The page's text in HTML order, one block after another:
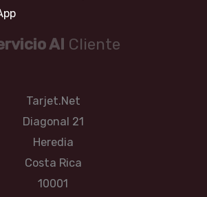
Al Cliente
Tarjet.Net
Diagonal 21
Heredia
Costa Rica
10001